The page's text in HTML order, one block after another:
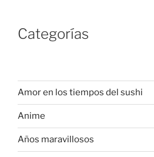
Categorías
Amor en los tiempos del sushi
Anime
Años maravillosos